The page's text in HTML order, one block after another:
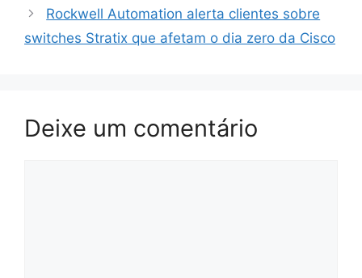
Rockwell Automation alerta clientes sobre
switches Stratix que afetam o dia zero da Cisco
Deixe um comentário